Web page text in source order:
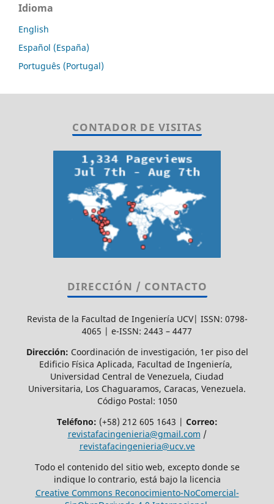
Idioma
English
Español (España)
Português (Portugal)
CONTADOR DE VISITAS
DIRECCIÓN / CONTACTO
Revista de la Facultad de Ingeniería UCV| ISSN: 0798-
4065 | e-ISSN: 2443 – 4477
Dirección: Coordinación de investigación, 1er piso del
Edificio Física Aplicada, Facultad de Ingeniería,
Universidad Central de Venezuela, Ciudad
Universitaria, Los Chaguaramos, Caracas, Venezuela.
Código Postal: 1050
Teléfono: (+58) 212 605 1643 | Correo:
revistafacingenieria@gmail.com /
revistafacingenieria@ucv.ve
Todo el contenido del sitio web, excepto donde se
indique lo contrario, está bajo la licencia
Creative Commons Reconocimiento-NoComercial-